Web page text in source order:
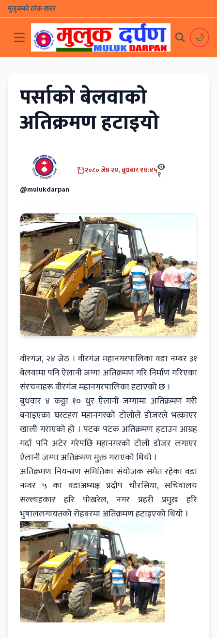
मुलुकको हरेक खबर
🌙
पर्साको बेलवाको
अतिक्रमण हटाइयो
@mulukdarpan
२०८० जेष्ठ २४, बुधबार १४:४५१
वीरगंज, २४ जेठ । वीरगंज महानगरपालिका वडा नम्बर ३१
बेलवामा पनि ऐलानी जग्गा अतिक्रमण गरि निर्माण गरिएका
संरचनाहरू वीरगंज महानगरपालिका हटाएको छ ।
बुधवार ४ कठ्ठा १० धुर ऐलानी जग्गामा अतिक्रमण गरी
बनाइएका घरटहरा महानगरको टोलीले डोजरले भत्काएर
खाली गराएको हो । पटक पटक अतिक्रमण हटाउन आग्रह
गर्दा पनि अटेर गरेपछि महानगरको टोली डोजर लगाएर
ऐलानी जग्गा अतिक्रमण मुक्त गराएको थियो ।
अतिक्रमण नियन्त्रण समितिका संयोजक समेत रहेका वडा
नम्वर ५ का वडाअध्यक्ष प्रदीप चौरसिया, सचिवालय
सल्लाहकार हरि पोखरेल, नगर प्रहरी प्रमुख हरि
भुषाललगायतको रोहबरमा अतिक्रमण हटाइएको थियो ।